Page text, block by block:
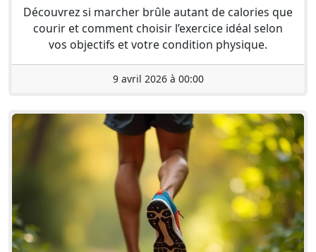
Découvrez si marcher brûle autant de calories que
courir et comment choisir l’exercice idéal selon
vos objectifs et votre condition physique.
9 avril 2026 à 00:00